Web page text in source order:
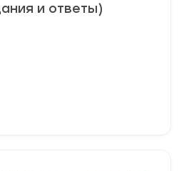
и ответы)